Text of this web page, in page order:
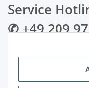
Service
✆ +49 209
Gewerkenstraße 34 |